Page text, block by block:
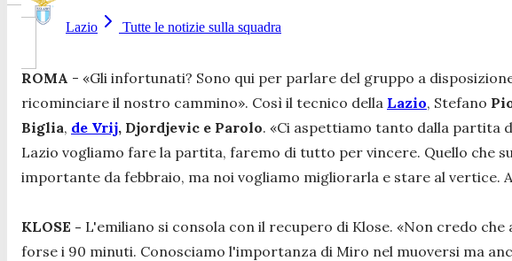
Lazio Tutte le notizie sulla squadra
ROMA - «Gli infortunati? Sono qui per parlare del gruppo a
ricominciare il nostro cammino». Così il tecnico della Lazio, Stefano
Biglia, de Vrij, Djordjevic e Parolo. «Ci aspettiamo tanto dalla partita
Lazio vogliamo fare la partita, faremo di tutto per vincere. Quello che
importante da febbraio, ma noi vogliamo migliorarla e stare al vertice.
KLOSE - L'emiliano si consola con il recupero di Klose. «Non credo che
forse i 90 minuti. Conosciamo l'importanza di Miro nel muoversi ma